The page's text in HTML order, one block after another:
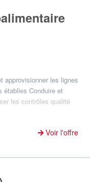
approvisionner les lignes
établies Conduire et
les contrôles qualité
Voir l'offre